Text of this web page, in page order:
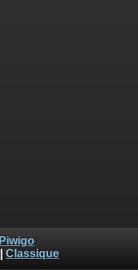
Piwigo
Classique